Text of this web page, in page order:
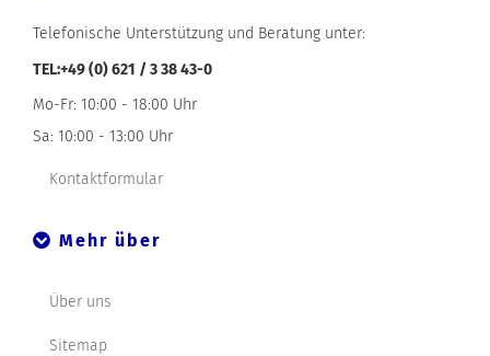
Telefonische Unterstützung und Beratung unter:
TEL:+49 (0) 621 / 3 38 43-0
Mo-Fr: 10:00 - 18:00 Uhr
Sa: 10:00 - 13:00 Uhr
Kontaktformular
Mehr über
Über uns
Sitemap